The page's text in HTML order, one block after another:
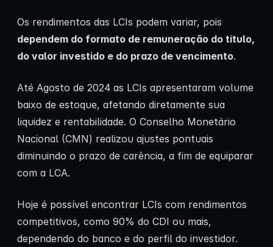
Os rendimentos das LCIs podem variar, pois
dependem do formato de remuneração do título,
do valor investido e do prazo de vencimento.
Até Agosto de 2024 as LCIs apresentaram volume
baixo de estoque, afetando diretamente sua
liquidez e rentabilidade. O Conselho Monetário
Nacional (CMN) realizou ajustes pontuais
diminuindo o prazo de carência, a fim de equiparar
com a LCA.
Hoje é possível encontrar LCIs com rendimentos
competitivos, como 90% do CDI ou mais,
dependendo do banco e do perfil do investidor.